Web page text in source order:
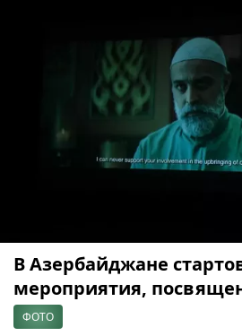
В Азербайджане
мероприятия,
ФОТО